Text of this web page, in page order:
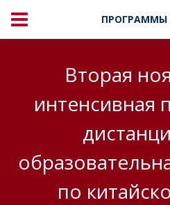
ПРОГРАММЫ
Вторая
интенсивная
по